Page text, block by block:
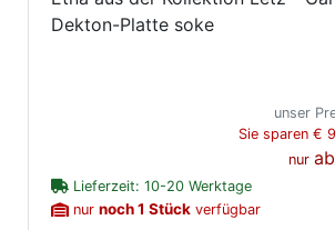
Dekton-Platte soke
unser
Sie sparen €
nur
Lieferzeit: 10-20 Werktage
nur noch 1 Stück verfügbar